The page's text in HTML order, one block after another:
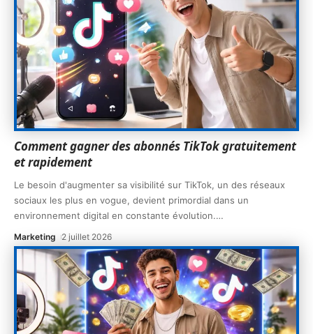
Comment gagner des abonnés TikTok gratuitement
et rapidement
Le besoin d'augmenter sa visibilité sur TikTok, un des réseaux
sociaux les plus en vogue, devient primordial dans un
environnement digital en constante évolution.…
Marketing 2 juillet 2026